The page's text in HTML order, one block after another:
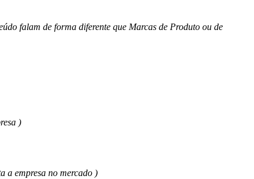
falam de forma diferente que Marcas de Produto ou de
)
a empresa no mercado )